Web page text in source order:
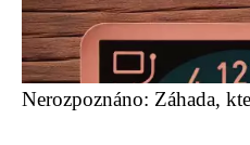
Nerozpoznáno: Záhada,